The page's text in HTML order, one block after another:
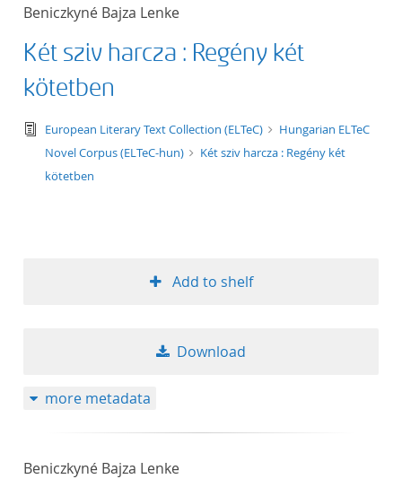
title descending
format
Beniczkyné Bajza Lenke
Két sziv harcza : Regény két
kötetben
text/tg.edition+tg.aggregation+xml
European Literary Text Collection (ELTeC)
Hungarian ELTeC
Novel Corpus (ELTeC-hun)
Két sziv harcza : Regény két
kötetben
Add to shelf
Download
more metadata
Beniczkyné Bajza Lenke